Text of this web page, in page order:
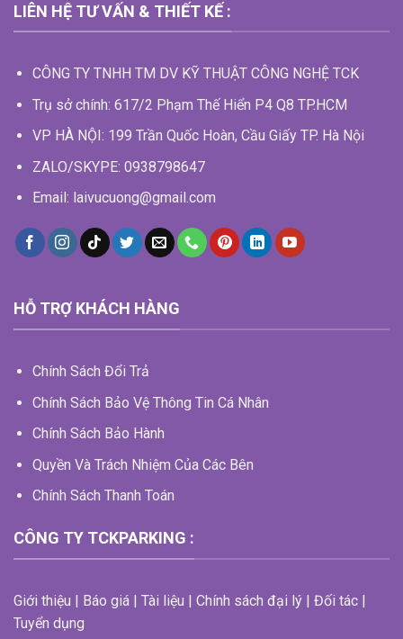
LIÊN HỆ TƯ VẤN & THIẾT KẾ :
CÔNG TY TNHH TM DV KỸ THUẬT CÔNG NGHỆ TCK
Trụ sở chính: 617/2 Phạm Thế Hiển P4 Q8 TP.HCM
VP HÀ NỘI: 199 Trần Quốc Hoàn, Cầu Giấy TP. Hà Nội
ZALO/SKYPE: 0938798647
Email: laivucuong@gmail.com
HỖ TRỢ KHÁCH HÀNG
Chính Sách Đổi Trả
Chính Sách Bảo Vệ Thông Tin Cá Nhân
Chính Sách Bảo Hành
Quyền Và Trách Nhiệm Của Các Bên
Chính Sách Thanh Toán
CÔNG TY TCKPARKING :
Giới thiệu | Báo giá | Tài liệu | Chính sách đại lý | Đối tác |
Tuyển dụng